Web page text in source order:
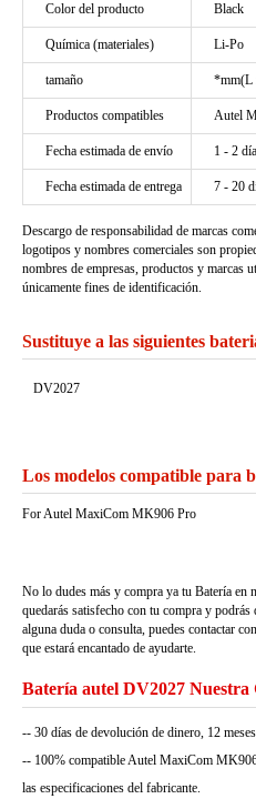
Color del producto Black
Química (materiales) Li-Po
tamaño *mm(L
Productos compatibles Autel
Fecha estimada de envío 1 - 2
Fecha estimada de entrega 7 - 20
Descargo de responsabilidad de marcas
logotipos y nombres comerciales son
nombres de empresas, productos y marcas
únicamente fines de identificación.
Sustituye a las siguientes
DV2027
Los modelos compatible para
For Autel MaxiCom MK906 Pro
No lo dudes más y compra ya tu Batería en
quedarás satisfecho con tu compra y
alguna duda o consulta, puedes contactar
que estará encantado de ayudarte.
Batería autel DV2027 Nuestra
-- 30 días de devolución de dinero, 12
-- 100% compatible Autel MaxiCom
las especificaciones del fabricante.